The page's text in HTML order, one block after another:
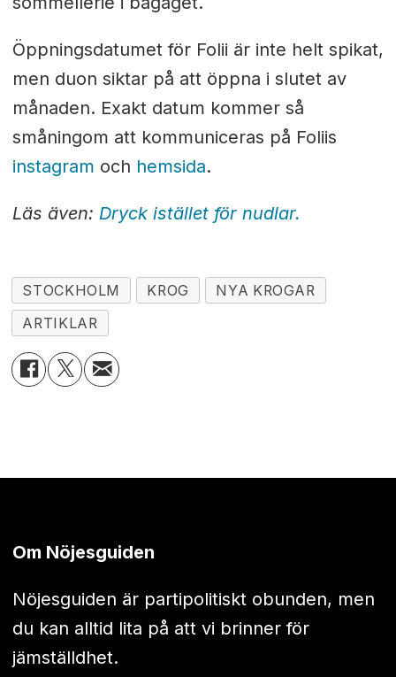
Öppningsdatumet för Folii är inte helt spikat,
men duon siktar på att öppna i slutet av
månaden. Exakt datum kommer så
småningom att kommuniceras på Foliis
instagram och hemsida.
Läs även: Dryck istället för nudlar.
STOCKHOLM KROG
NYA KROGAR
ARTIKLAR
Om Nöjesguiden
Nöjesguiden är partipolitiskt obunden, men
du kan alltid lita på att vi brinner för
jämställdhet.